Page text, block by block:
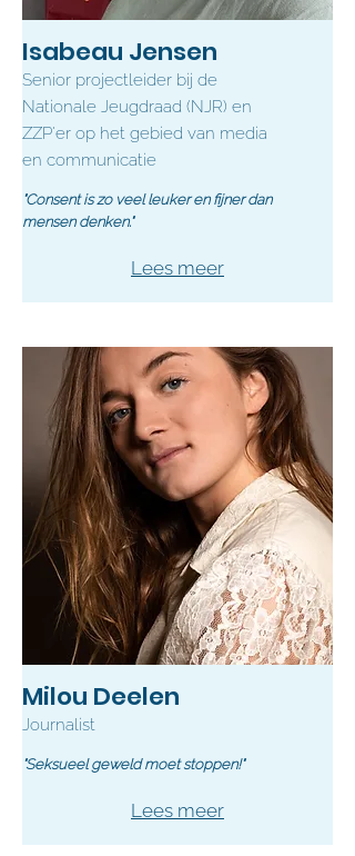
Isabeau Jensen
Senior projectleider bij de
Nationale Jeugdraad (NJR) en
ZZP'er op het gebied van media
en communicatie
"Consent is zo veel leuker en fijner dan
mensen denken."
Lees meer
Milou Deelen
Journalist
"Seksueel geweld moet stoppen!"
Lees meer